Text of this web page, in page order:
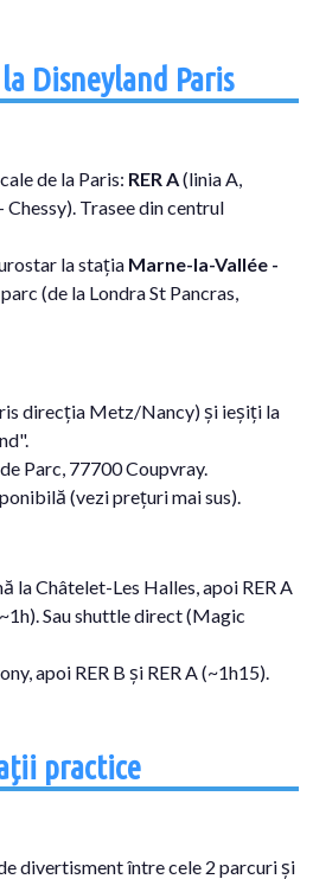
Disneyland Paris
de la Paris: RER A(linia A,
Trasee din centrul
la stația Marne-la-Vallée -
(de la Londra St Pancras,
direcția Metz/Nancy) și ieșiți la
Parc, 77700 Coupvray.
(vezi prețuri mai sus).
la Châtelet-Les Halles, apoi RER A
Sau shuttle direct (Magic
apoi RER B și RER A (~1h15).
practice
divertisment între cele 2 parcuri și